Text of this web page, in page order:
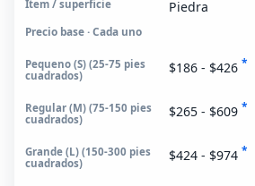
Piedra
Precio base · Cada uno
$186 - $426 *
$265 - $609 *
$424 - $974 *